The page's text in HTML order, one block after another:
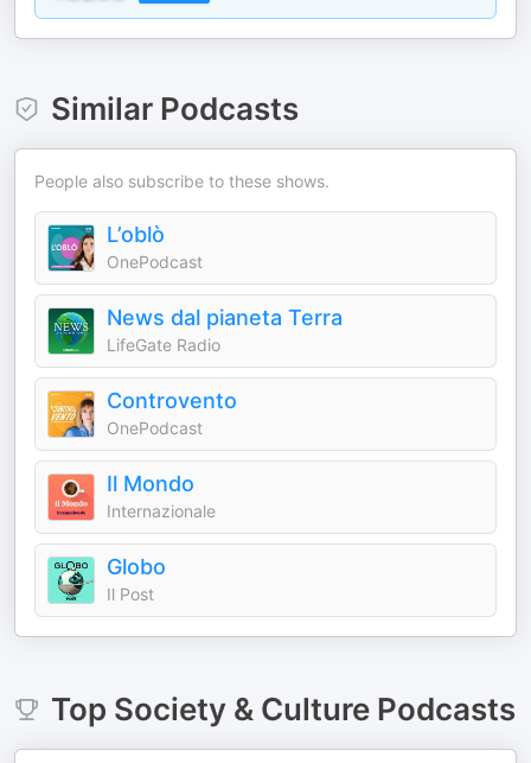
Similar Podcasts
People also subscribe to these shows.
L’oblò
OnePodcast
News dal pianeta Terra
LifeGate Radio
Controvento
OnePodcast
Il Mondo
Internazionale
Globo
Il Post
Top Society & CulturePodcasts